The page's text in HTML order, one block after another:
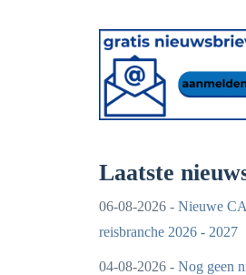
Laatste
06-08-2026 - Nieuwe
reisbranche 2026 - 2027
04-08-2026 - Nog geen